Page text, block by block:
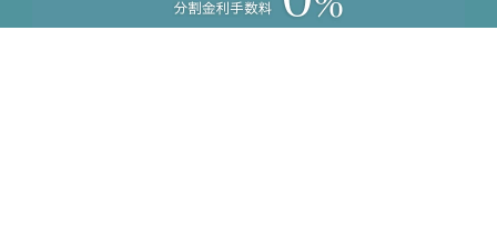
ご注文のお問い合わせ